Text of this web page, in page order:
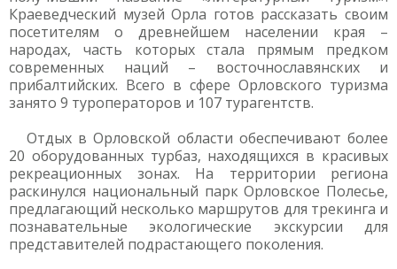
Краеведческий музей Орла готов рассказать своим
посетителям о древнейшем населении края –
народах, часть которых стала прямым предком
современных наций – восточнославянских и
прибалтийских. Всего в сфере Орловского туризма
занято 9 туроператоров и 107 турагентств.
Отдых в Орловской области обеспечивают более
20 оборудованных турбаз, находящихся в красивых
рекреационных зонах. На территории региона
раскинулся национальный парк Орловское Полесье,
предлагающий несколько маршрутов для трекинга и
познавательные экологические экскурсии для
представителей подрастающего поколения.